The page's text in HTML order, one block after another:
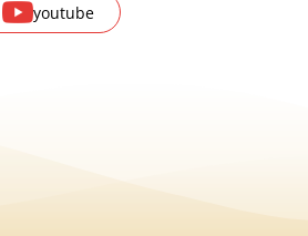
youtube